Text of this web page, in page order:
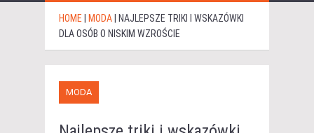
HOME MODA
NAJLEPSZE TRIKI I WSKAZÓWKI
DLA OSÓB O NISKIM WZROŚCIE
MODA